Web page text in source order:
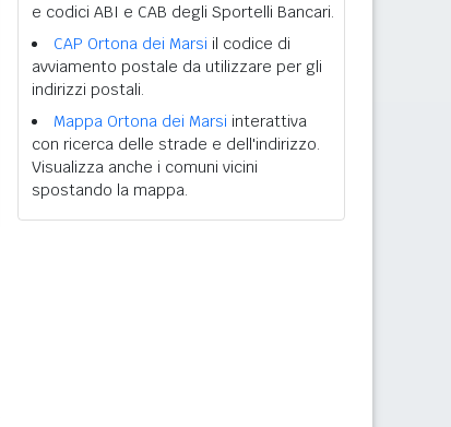
e codici ABI e CAB degli Sportelli Bancari.
CAP Ortona dei Marsi il codice di
avviamento postale da utilizzare per gli
indirizzi postali.
Mappa Ortona dei Marsi interattiva
con ricerca delle strade e dell'indirizzo.
Visualizza anche i comuni vicini
spostando la mappa.